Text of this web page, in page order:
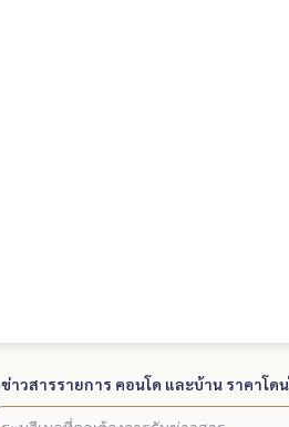
าวสารรายการ คอนโด และบ้าน ราคาโดน